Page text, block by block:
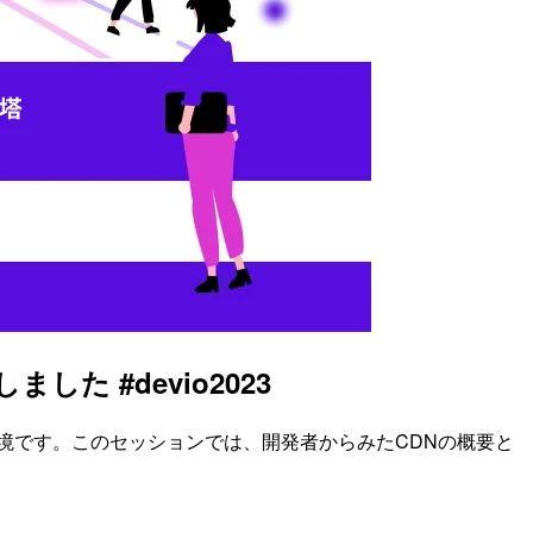
ました #devio2023
す。このセッションでは、開発者からみたCDNの概要と